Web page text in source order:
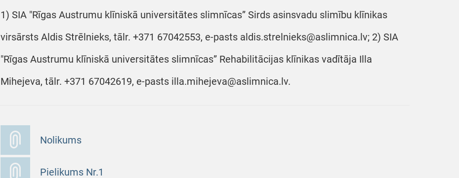
1) SIA "Rīgas Austrumu klīniskā universitātes slimnīcas” Sirds asinsvadu slimību klīnikas
virsārsts Aldis Strēlnieks, tālr. +371 67042553, e-pasts aldis.strelnieks@aslimnica.lv; 2) SIA
"Rīgas Austrumu klīniskā universitātes slimnīcas” Rehabilitācijas klīnikas vadītāja Illa
Mihejeva, tālr. +371 67042619, e-pasts illa.mihejeva@aslimnica.lv.
Nolikums
Pielikums Nr.1